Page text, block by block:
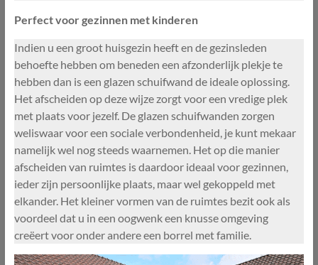
Perfect voor gezinnen met kinderen
Indien u een groot huisgezin heeft en de gezinsleden
behoefte hebben om beneden een afzonderlijk plekje te
hebben dan is een glazen schuifwand de ideale oplossing.
Het afscheiden op deze wijze zorgt voor een vredige plek
met plaats voor jezelf. De glazen schuifwanden zorgen
weliswaar voor een sociale verbondenheid, je kunt mekaar
namelijk wel nog steeds waarnemen. Het op die manier
afscheiden van ruimtes is daardoor ideaal voor gezinnen,
ieder zijn persoonlijke plaats, maar wel gekoppeld met
elkander. Het kleiner vormen van de ruimtes bezit ook als
voordeel dat u in een oogwenk een knusse omgeving
creëert voor onder andere een borrel met familie.